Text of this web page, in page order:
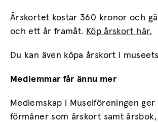
Årskortet kostar 360 kronor och
och ett år framåt. Köp årskort här.
Du kan även köpa årskort i
Medlemmar får ännu mer
Medlemskap i Museiföreningen ger
förmåner som årskort samt